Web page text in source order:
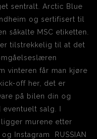
sentralt. Arctic Blue
og sertifisert til
såkalte MSC etiketten.
tilstrekkelig til at det
vinteren får man kjøre
off her, det er
på bilen din og
salg. I
murene etter
Instagram RUSSIAN